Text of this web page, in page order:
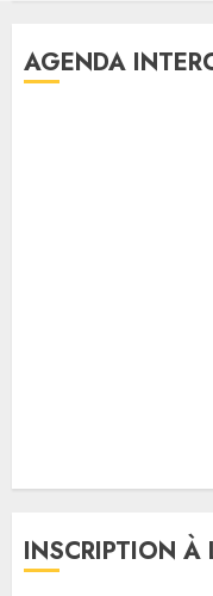
AGENDA
INSCRIPTION À